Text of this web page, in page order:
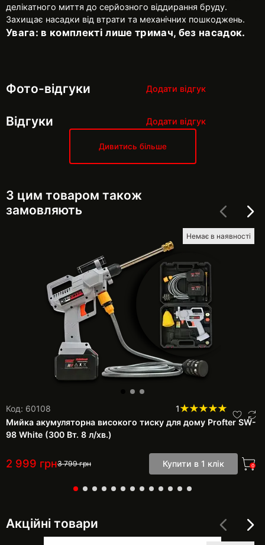
делікатного миття до серйозного віддирання бруду.
Захищає насадки від втрати та механічних пошкоджень.
Увага: в комплекті лише тримач, без насадок.
Фото-відгуки Додати відгук
Відгуки Додати відгук
Дивитись більше
З цим товаром також
замовляють
Немає в наявності
Код: 60108
1
Мийка акумуляторна високого тиску для дому Profter SW-
98 White (300 Вт. 8 л/хв.)
2 999 грн3 799грн Купити в 1 клік 0
Акційні товари